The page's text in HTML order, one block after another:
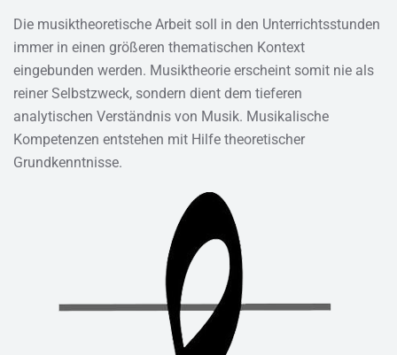
Die musiktheoretische Arbeit soll in den Unterrichtsstunden
immer in einen größeren thematischen Kontext
eingebunden werden. Musiktheorie erscheint somit nie als
reiner Selbstzweck, sondern dient dem tieferen
analytischen Verständnis von Musik. Musikalische
Kompetenzen entstehen mit Hilfe theoretischer
Grundkenntnisse.